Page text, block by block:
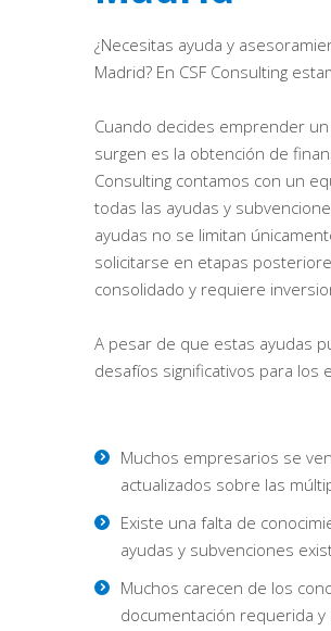
¿Necesitas ayuda y
Madrid? En CSF Consulting
Cuando decides emprender
surgen es la obtención de
Consulting contamos con un
todas las ayudas y
ayudas no se limitan
solicitarse en etapas
consolidado y requiere
A pesar de que estas ayudas
desafíos significativos para los
Muchos empresarios se
actualizados sobre las
Existe una falta de
ayudas y subvenciones
Muchos carecen de los
documentación requerida